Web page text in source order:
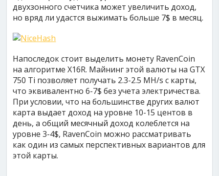
двухзонного счетчика может увеличить доход,
но вряд ли удастся выжимать больше 7$ в месяц.
Напоследок стоит выделить монету RavenCoin
на алгоритме X16R. Майнинг этой валюты на GTX
750 Ti позволяет получать 2.3-2.5 MH/s с карты,
что эквивалентно 6-7$ без учета электричества.
При условии, что на большинстве других валют
карта выдает доход на уровне 10-15 центов в
день, а общий месячный доход колеблется на
уровне 3-4$, RavenCoin можно рассматривать
как один из самых перспективных вариантов для
этой карты.